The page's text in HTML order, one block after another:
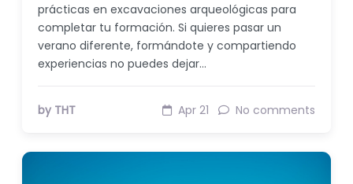
prácticas en excavaciones arqueológicas para
completar tu formación. Si quieres pasar un
verano diferente, formándote y compartiendo
experiencias no puedes dejar…
by THT Apr 21 No comments